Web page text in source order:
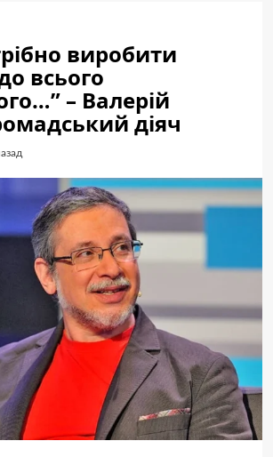
виробити
всього
– Валерій
діяч